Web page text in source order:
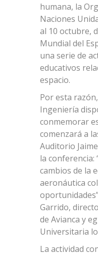
humana, la
Naciones
al 10 octubre,
Mundial del
una serie de
educativos
espacio.
Por esta
Ingeniería
conmemorar
comenzará a
Auditorio
la conferencia:
cambios de la
aeronáutica
Garrido,
de Avianca y
Universitaria
La actividad